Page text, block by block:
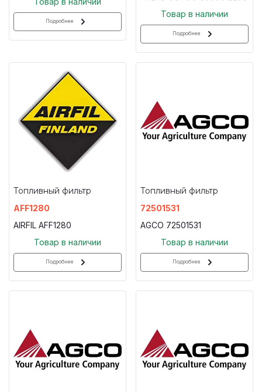
Подробнее
Товар в наличии
Подробнее
Топливный фильтр
AFF1280
AIRFIL AFF1280
Товар в наличии
Подробнее
Топливный фильтр
72501531
AGCO 72501531
Товар в наличии
Подробнее